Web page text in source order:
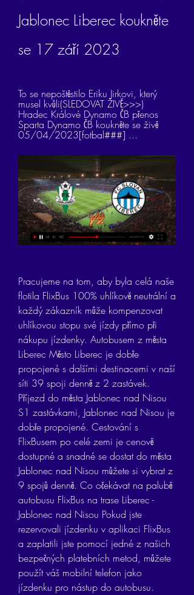
Jablonec Liberec koukněte
se 17 září 2023
To se nepoštěstilo Eriku Jirkovi, který
musel kvůli(SLEDOVAT ŽIVĚ>>>)
Hradec Králové Dynamo ČB přenos
Sparta Dynamo ČB koukněte se živě
05/04/2023[fotbal###] ...
Pracujeme na tom, aby byla celá naše
flotila FlixBus 100% uhlíkově neutrální a
každý zákazník může kompenzovat
uhlíkovou stopu své jízdy přímo při
nákupu jízdenky. Autobusem z města
Liberec Město Liberec je dobře
propojené s dalšími destinacemi v naší
síti 39 spoji denně z 2 zastávek.
Příjezd do města Jablonec nad Nisou
S1 zastávkami, Jablonec nad Nisou je
dobře propojené. Cestování s
FlixBusem po celé zemi je cenově
dostupné a snadné se dostat do města
Jablonec nad Nisou můžete si vybrat z
9 spojů denně. Co očekávat na palubě
autobusu FlixBus na trase Liberec -
Jablonec nad Nisou Pokud jste
rezervovali jízdenku v aplikaci FlixBus
a zaplatili jste pomocí jedné z našich
bezpečných platebních metod, můžete
použít váš mobilní telefon jako
jízdenku pro nástup do autobusu.